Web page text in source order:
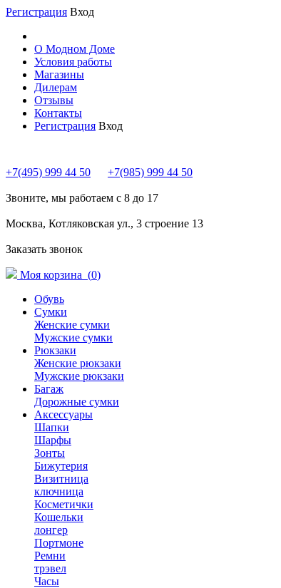
Регистрация Вход
О Модном Доме
Условия работы
Магазины
Дилерам
Отзывы
Контакты
Регистрация Вход
+7(495) 999 44 50 +7(985) 999 44 50
Звоните, мы работаем с 8 до 17
Москва, Котляковская ул., 3 строение 13
Заказать звонок
Моя корзина (0)
Обувь
Сумки
Женские сумки
Мужские сумки
Рюкзаки
Женские рюкзаки
Мужские рюкзаки
Багаж
Дорожные сумки
Аксессуары
Шапки
Шарфы
Зонты
Бижутерия
Визитница
ключница
Косметички
Кошельки
лонгер
Портмоне
Ремни
трэвел
Часы